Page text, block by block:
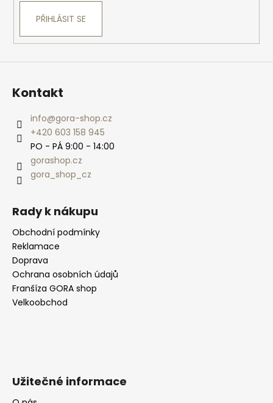
PŘIHLÁSIT SE
Kontakt
info@gora-shop.cz
+420 603 158 945
PO - PÁ 9:00 - 14:00
gorashop.cz
gora_shop_cz
Rady k nákupu
Obchodní podmínky
Reklamace
Doprava
Ochrana osobních údajů
Franšíza GORA shop
Velkoobchod
Užitečné informace